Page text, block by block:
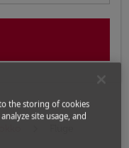
the storing of cookies
site usage, and